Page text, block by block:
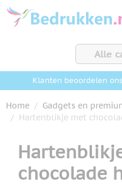
Ga naar de inhoud
Alle
Klanten beoordelen
Home / Gadgets en
/ Hartenblikje met
chocolade